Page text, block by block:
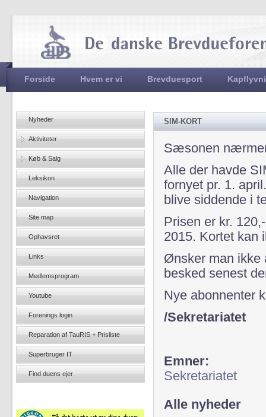
Hovedmenu
Forside Hvem er vi Brevduesport
SIM-KORT
Sæsonen
Alle der havde
fornyet pr. 1.
blive siddende i
Prisen er kr.
2015. Kortet kan
Ønsker man ikke
besked senest
Nye abonnenter
/Sekretariatet
Emner:
Sekretariatet
Alle nyheder
Nyheder
Aktiviteter
Køb & Salg
Leksikon
Navigation
Site map
Ophavsret
Links
Medlemsprogram
Youtube
Forenings login
Reparation af TauRIS + Prisliste
Superbruger IT
Find duens ejer